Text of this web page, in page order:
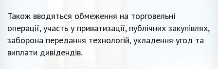
Також вводяться обмеження на торговельні
операції, участь у приватизації, публічних закупівлях,
заборона передання технологій, укладення угод та
виплати дивідендів.